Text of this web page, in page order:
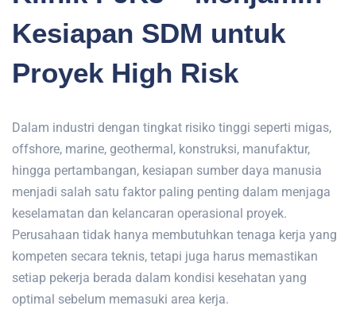
Kesiapan SDM untuk
Proyek High Risk
Dalam industri dengan tingkat risiko tinggi seperti migas,
offshore, marine, geothermal, konstruksi, manufaktur,
hingga pertambangan, kesiapan sumber daya manusia
menjadi salah satu faktor paling penting dalam menjaga
keselamatan dan kelancaran operasional proyek.
Perusahaan tidak hanya membutuhkan tenaga kerja yang
kompeten secara teknis, tetapi juga harus memastikan
setiap pekerja berada dalam kondisi kesehatan yang
optimal sebelum memasuki area kerja.